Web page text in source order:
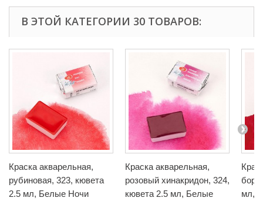
В ЭТОЙ КАТЕГОРИИ 30 ТОВАРОВ:
Краска акварельная,
рубиновая, 323, кювета
2.5 мл, Белые Ночи
Краска акварельная,
розовый хинакридон, 324,
кювета 2.5 мл, Белые
мл,